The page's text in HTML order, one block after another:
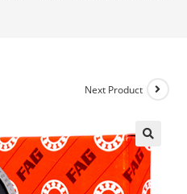
Next Product
🔍